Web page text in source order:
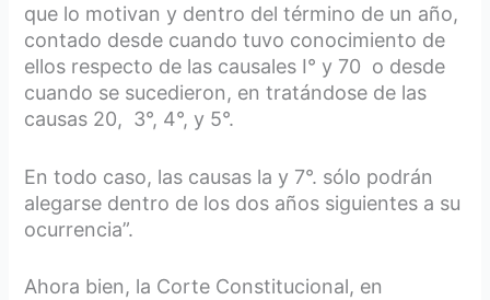
que lo motivan y dentro del término de un año,
contado desde cuando tuvo conocimiento de
ellos respecto de las causales I° y 70 o desde
cuando se sucedieron, en tratándose de las
causas 20, 3°, 4°, y 5°.
En todo caso, las causas la y 7°. sólo podrán
alegarse dentro de los dos años siguientes a su
ocurrencia”.
Ahora bien, la Corte Constitucional, en